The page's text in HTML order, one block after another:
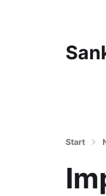
Start